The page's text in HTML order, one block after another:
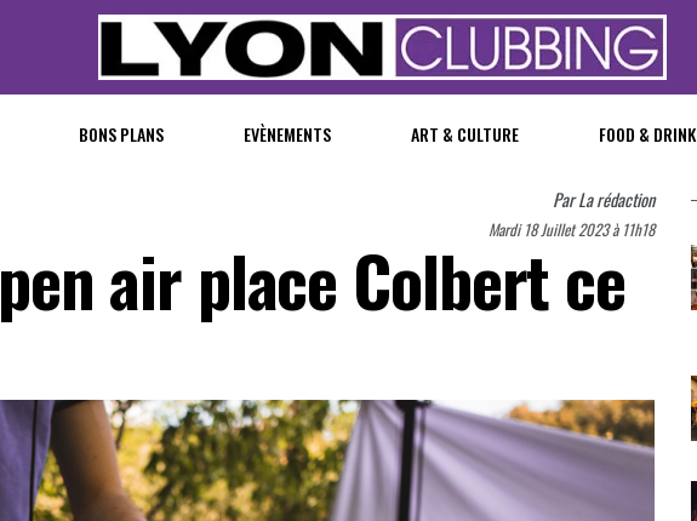
BONS PLANS EVÈNEMENTS ART & CULTURE FOOD & DRINK
ParLa rédaction
Mardi 18 Juillet 2023 à 11h18
air place Colbert ce